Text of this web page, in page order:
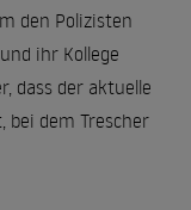
den Polizisten
ihr Kollege
dass der aktuelle
bei dem Trescher